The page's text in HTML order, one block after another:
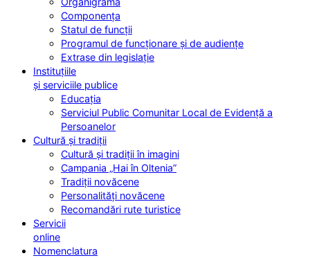
Componența
Statul de funcții
Programul de funcționare și de audiențe
Extrase din legislație
Instituțiile
și serviciile publice
Educația
Serviciul Public Comunitar Local de Evidență a
Persoanelor
Cultură și tradiții
Cultură și tradiții în imagini
Campania „Hai în Oltenia”
Tradiții novăcene
Personalități novăcene
Recomandări rute turistice
Servicii
online
Nomenclatura